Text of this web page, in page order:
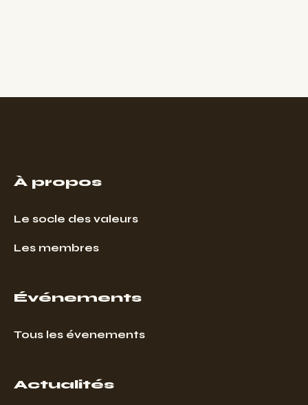
À propos
Le socle des valeurs
Les membres
Événements
Tous les évenements
Actualités